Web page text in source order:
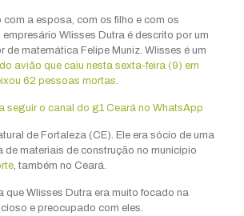
com a esposa, com os filho e com os
Wlisses Dutra é descrito por um
de matemática Felipe Muniz. Wlisses é um
avião que caiu nesta sexta-feira (9) em
62 pessoas mortas.
seguir o canal do g1 Ceará no WhatsApp
de Fortaleza (CE). Ele era sócio de uma
de materiais de construção no município
, também no Ceará.
que Wlisses Dutra era muito focado na
e preocupado com eles.